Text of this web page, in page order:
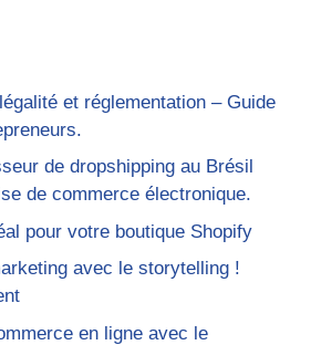
et réglementation – Guide
de dropshipping au Brésil
de commerce électronique.
pour votre boutique Shopify
avec le storytelling !
en ligne avec le